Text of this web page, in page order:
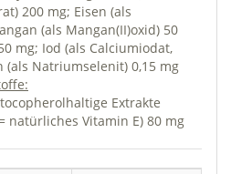
200 mg; Eisen (als
(als Mangan(II)oxid) 50
mg; Iod (als Calciumiodat,
(als Natriumselenit) 0,15 mg
Extrakte
natürliches Vitamin E) 80 mg